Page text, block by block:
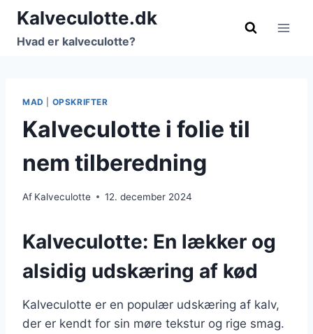
Fortsæt
indhold
Kalveculotte.dk
Hvad er kalveculotte?
MAD OPSKRIFTER
Kalveculotte i folie til
nem tilberedning
Af Kalveculotte 12. december 2024
Kalveculotte: En lækker og
alsidig udskæring af kød
Kalveculotte er en populær udskæring af kalv,
der er kendt for sin møre tekstur og rige smag.